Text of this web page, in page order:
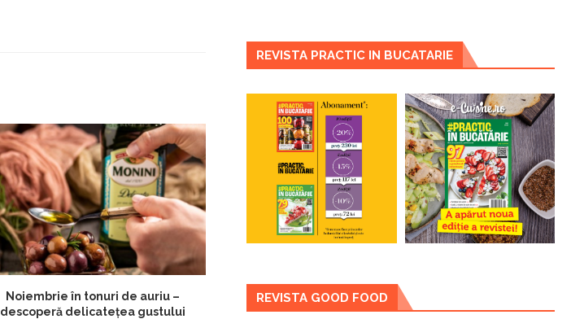
Noiembrie în tonuri de auriu –
descoperă delicatețea gustului
REVISTA PRACTIC IN BUCATARIE
REVISTA GOOD FOOD